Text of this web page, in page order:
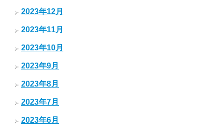
2023年12月
2023年11月
2023年10月
2023年9月
2023年8月
2023年7月
2023年6月